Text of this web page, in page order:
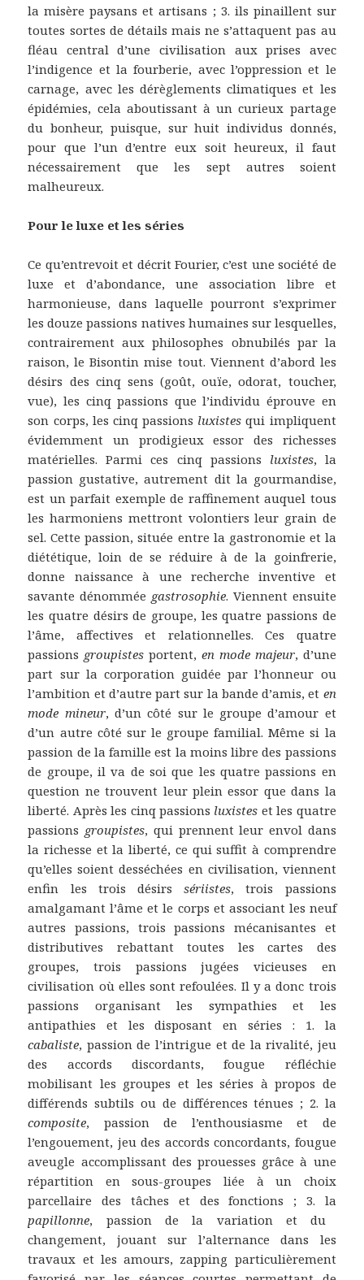
la misère paysans et artisans ; 3. ils pinaillent sur
toutes sortes de détails mais ne s’attaquent pas au
fléau central d’une civilisation aux prises avec
l’indigence et la fourberie, avec l’oppression et le
carnage, avec les dérèglements climatiques et les
épidémies, cela aboutissant à un curieux partage
du bonheur, puisque, sur huit individus donnés,
pour que l’un d’entre eux soit heureux, il faut
nécessairement que les sept autres soient
malheureux.
Pour le luxe et les séries
Ce qu’entrevoit et décrit Fourier, c’est une société de
luxe et d’abondance, une association libre et
harmonieuse, dans laquelle pourront s’exprimer
les douze passions natives humaines sur lesquelles,
contrairement aux philosophes obnubilés par la
raison, le Bisontin mise tout. Viennent d’abord les
désirs des cinq sens (goût, ouïe, odorat, toucher,
vue), les cinq passions que l’individu éprouve en
son corps, les cinq passions luxistes qui impliquent
évidemment un prodigieux essor des richesses
matérielles. Parmi ces cinq passions luxistes, la
passion gustative, autrement dit la gourmandise,
est un parfait exemple de raffinement auquel tous
les harmoniens mettront volontiers leur grain de
sel. Cette passion, située entre la gastronomie et la
diététique, loin de se réduire à de la goinfrerie,
donne naissance à une recherche inventive et
savante dénommée gastrosophie. Viennent ensuite
les quatre désirs de groupe, les quatre passions de
l’âme, affectives et relationnelles. Ces quatre
passions groupistesportent,en mode majeur, d’une
part sur la corporation guidée par l’honneur ou
l’ambition et d’autre part sur la bande d’amis, et en
mode mineur, d’un côté sur le groupe d’amour et
d’un autre côté sur le groupe familial. Même si la
passion de la famille est la moins libre des passions
de groupe, il va de soi que les quatre passions en
question ne trouvent leur plein essor que dans la
liberté. Après les cinq passions luxistes et les quatre
passions groupistes, qui prennent leur envol dans
la richesse et la liberté, ce qui suffit à comprendre
qu’elles soient desséchées en civilisation, viennent
enfin les trois désirssériistes, trois passions
amalgamant l’âme et le corps et associant les neuf
autres passions, trois passions mécanisantes et
distributives rebattant toutes les cartes des
groupes, trois passions jugées vicieuses en
civilisation où elles sont refoulées. Il y a donc trois
passions organisant les sympathies et les
antipathies et les disposant en séries : 1. la
cabaliste, passion de l’intrigue et de la rivalité, jeu
des accords discordants, fougue réfléchie
mobilisant les groupes et les séries à propos de
différends subtils ou de différences ténues ; 2. la
composite, passion de l’enthousiasme et de
l’engouement, jeu des accords concordants, fougue
aveugle accomplissant des prouesses grâce à une
répartition en sous-groupes liée à un choix
parcellaire des tâches et des fonctions ; 3. la
papillonne, passion de la variation et du
changement, jouant sur l’alternance dans les
travaux et les amours, zapping particulièrement